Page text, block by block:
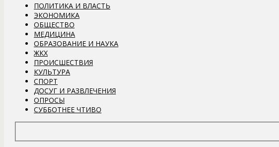
ПОЛИТИКА И ВЛАСТЬ
ЭКОНОМИКА
ОБЩЕСТВО
МЕДИЦИНА
ОБРАЗОВАНИЕ И НАУКА
ЖКХ
ПРОИСШЕСТВИЯ
КУЛЬТУРА
СПОРТ
ДОСУГ И РАЗВЛЕЧЕНИЯ
ОПРОСЫ
СУББОТНЕЕ ЧТИВО